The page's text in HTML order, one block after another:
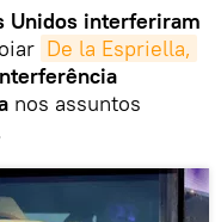
Unidos interferiram
De la Espriella,
nos assuntos